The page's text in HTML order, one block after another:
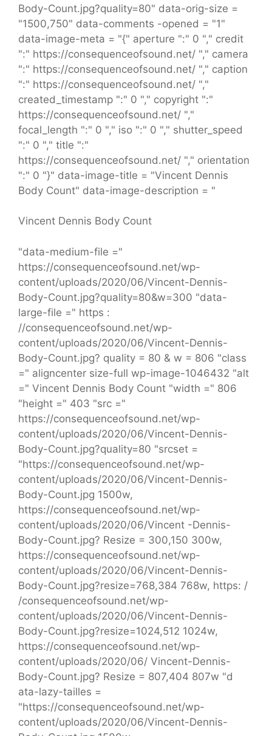
Body-Count.jpg?quality=80" data-orig-size =
"1500,750" data-comments -opened = "1"
data-image-meta = "{" aperture ":" 0 "," credit
":" https://consequenceofsound.net/ "," camera
":" https://consequenceofsound.net/ "," caption
":" https://consequenceofsound.net/ ","
created_timestamp ":" 0 "," copyright ":"
https://consequenceofsound.net/ ","
focal_length ":" 0 "," iso ":" 0 "," shutter_speed
":" 0 "," title ":"
https://consequenceofsound.net/ "," orientation
":" 0 "}" data-image-title = "Vincent Dennis
Body Count" data-image-description = "
Vincent Dennis Body Count
"data-medium-file ="
https://consequenceofsound.net/wp-
content/uploads/2020/06/Vincent-Dennis-
Body-Count.jpg?quality=80&w=300 "data-
large-file =" https :
//consequenceofsound.net/wp-
content/uploads/2020/06/Vincent-Dennis-
Body-Count.jpg? quality = 80 & w = 806 "class
=" aligncenter size-full wp-image-1046432 "alt
=" Vincent Dennis Body Count "width =" 806
"height =" 403 "src ="
https://consequenceofsound.net/wp-
content/uploads/2020/06/Vincent-Dennis-
Body-Count.jpg?quality=80 "srcset =
"https://consequenceofsound.net/wp-
content/uploads/2020/06/Vincent-Dennis-
Body-Count.jpg 1500w,
https://consequenceofsound.net/wp-
content/uploads/2020/06/Vincent -Dennis-
Body-Count.jpg? Resize = 300,150 300w,
https://consequenceofsound.net/wp-
content/uploads/2020/06/Vincent-Dennis-
Body-Count.jpg?resize=768,384 768w, https: /
/consequenceofsound.net/wp-
content/uploads/2020/06/Vincent-Dennis-
Body-Count.jpg?resize=1024,512 1024w,
https://consequenceofsound.net/wp-
content/uploads/2020/06/ Vincent-Dennis-
Body-Count.jpg? Resize = 807,404 807w "d
ata-lazy-tailles =
"https://consequenceofsound.net/wp-
content/uploads/2020/06/Vincent-Dennis-